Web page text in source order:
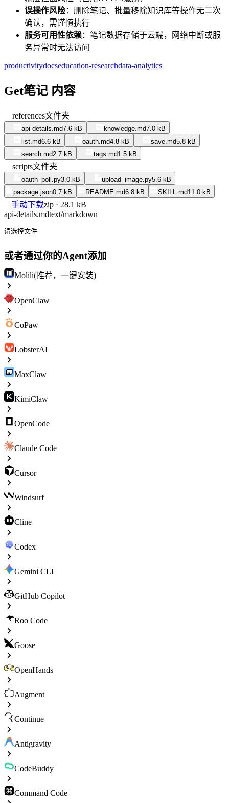
误操作风险：删除笔记、批量移除知识库等操作无二次
确认，需谨慎执行
服务可用性依赖：笔记数据存储于云端，网络中断或服
务异常时无法访问
productivitydocseducation-researchdata-analytics
Get笔记 内容
references文件夹
api-details.md7.6 kB knowledge.md7.0 kB
list.md6.6 kB oauth.md4.8 kB save.md5.8 kB
search.md2.7 kB tags.md1.5 kB
scripts文件夹
oauth_poll.py3.0 kB upload_image.py5.6 kB
package.json0.7 kB README.md6.8 kB SKILL.md11.0 kB
手动下载zip · 28.1 kB
api-details.mdtext/markdown
请选择文件
或者通过你的Agent添加
Molili(推荐，一键安装)
OpenClaw
CoPaw
LobsterAI
MaxClaw
KimiClaw
OpenCode
Claude Code
Cursor
Windsurf
Cline
Codex
Gemini CLI
GitHub Copilot
Roo Code
Goose
OpenHands
Augment
Continue
Antigravity
CodeBuddy
Command Code